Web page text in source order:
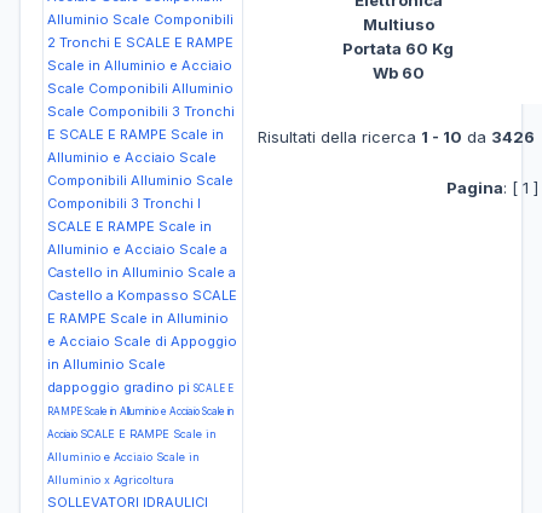
Alluminio Scale Componibili
2 Tronchi E SCALE E RAMPE
Scale in Alluminio e Acciaio
Scale Componibili Alluminio
Scale Componibili 3 Tronchi
E SCALE E RAMPE Scale in
Alluminio e Acciaio Scale
Componibili Alluminio Scale
Componibili 3 Tronchi I
SCALE E RAMPE Scale in
Alluminio e Acciaio Scale a
Castello in Alluminio Scale a
Castello a Kompasso SCALE
E RAMPE Scale in Alluminio
e Acciaio Scale di Appoggio
in Alluminio Scale
dappoggio gradino pi SCALE E
RAMPE Scale in Alluminio e Acciaio Scale in
Acciaio SCALE E RAMPE Scale in
Alluminio e Acciaio Scale in
Alluminio x Agricoltura
SOLLEVATORI IDRAULICI
Multiuso
Portata 60 Kg
Wb 60
Risultati della ricerca 1 - 10 da 3426
Pagina: [ 1 ]